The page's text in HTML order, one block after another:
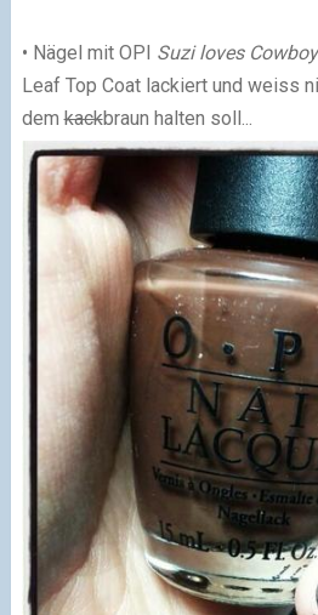
• Nägel mit OPI Suzi loves
Leaf Top Coat lackiert und weiss
demkackbraun halten soll...